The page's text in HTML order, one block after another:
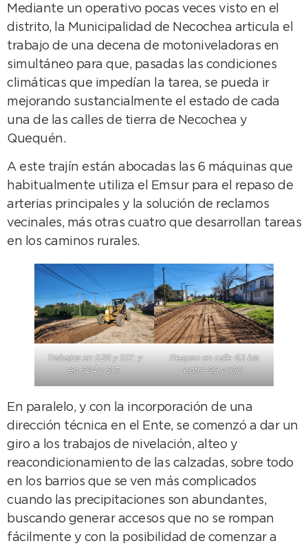
Mediante un operativo pocas veces visto en el
distrito, la Municipalidad de Necochea articula el
trabajo de una decena de motoniveladoras en
simultáneo para que, pasadas las condiciones
climáticas que impedían la tarea, se pueda ir
mejorando sustancialmente el estado de cada
una de las calles de tierra de Necochea y
Quequén.
A este trajín están abocadas las 6 máquinas que
habitualmente utiliza el Emsur para el repaso de
arterias principales y la solución de reclamos
vecinales, más otras cuatro que desarrollan tareas
en los caminos rurales.
Trabajos en 526 y 517; y
en 524 y 517.
Reapso en calle 63 bis
entre 98 y 100.
En paralelo, y con la incorporación de una
dirección técnica en el Ente, se comenzó a dar un
giro a los trabajos de nivelación, alteo y
reacondicionamiento de las calzadas, sobre todo
en los barrios que se ven más complicados
cuando las precipitaciones son abundantes,
buscando generar accesos que no se rompan
fácilmente y con la posibilidad de comenzar a